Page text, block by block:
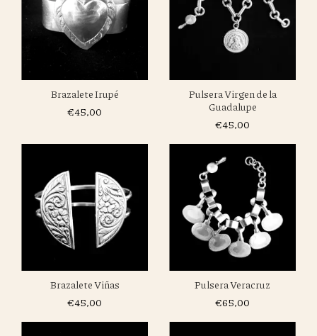
Brazalete Irupé
€45,00
Pulsera Virgen de la
Guadalupe
€45,00
Brazalete Viñas
€45,00
Pulsera Veracruz
€65,00